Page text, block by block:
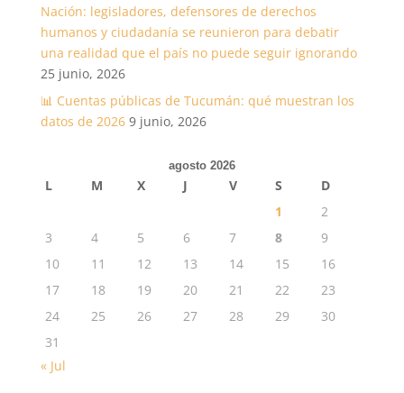
Nación: legisladores, defensores de derechos
humanos y ciudadanía se reunieron para debatir
una realidad que el país no puede seguir ignorando
25 junio, 2026
📊 Cuentas públicas de Tucumán: qué muestran los
datos de 2026 9 junio, 2026
agosto 2026
L M X J V S
D
1
2
3
4 5 6 7 8
9
10
11 12 13 14 15
16
17
18 19 20 21 22
23
24
25 26 27 28 29
30
31
« Jul